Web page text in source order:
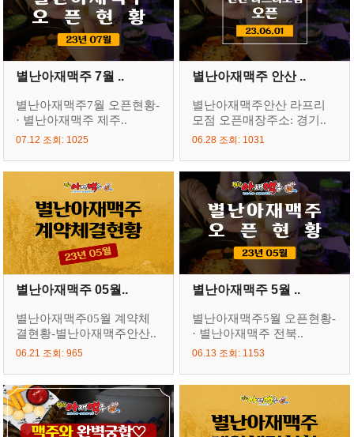
별난아재맥주 7월 ..
별난아재맥주7월 오픈현황-
· 별난아재맥주 제주..
07.12 조회: 1025
별난아재맥주 안산 ..
별난아재맥주안산 라프리
모점 오픈매장주소: 경기..
06.28 조회: 1031
별난아재맥주 05월..
별난아재맥주05월 계약체
결현황-별난아재맥주안산..
06.21 조회: 965
별난아재맥주 5월 ..
별난아재맥주5월 오픈현황-
· 별난아재맥주 전북..
06.13 조회: 1153